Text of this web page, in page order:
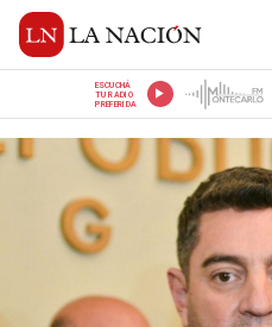
ESCUCHÁ
TU RADIO
PREFERIDA